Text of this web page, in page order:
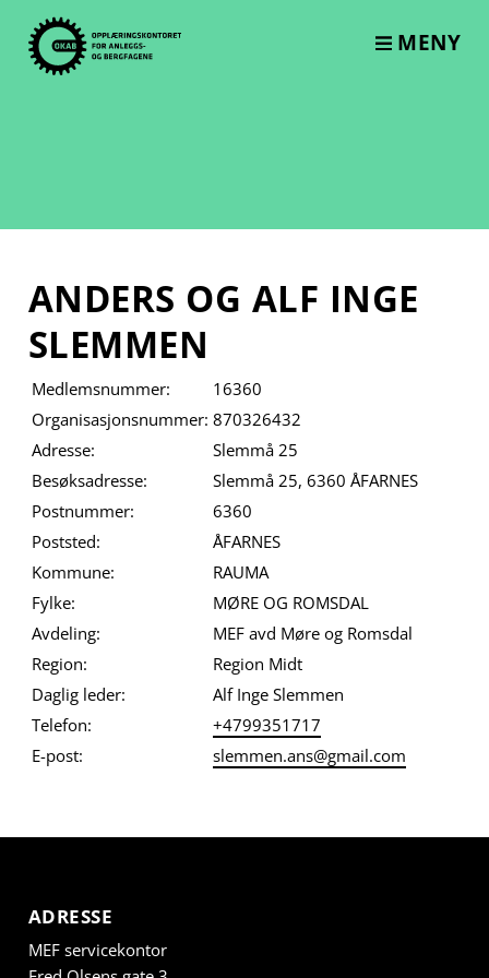
content
MENY
ANDERS OG ALF INGE
SLEMMEN
Medlemsnummer:
16360
Organisasjonsnummer: 870326432
Adresse:
Slemmå 25
Besøksadresse:
Slemmå 25, 6360 ÅFARNES
Postnummer:
6360
Poststed:
ÅFARNES
Kommune:
RAUMA
Fylke:
MØRE OG ROMSDAL
Avdeling:
MEF avd Møre og Romsdal
Region:
Region Midt
Daglig leder:
Alf Inge Slemmen
Telefon:
+4799351717
E-post:
slemmen.ans@gmail.com
ADRESSE
MEF servicekontor